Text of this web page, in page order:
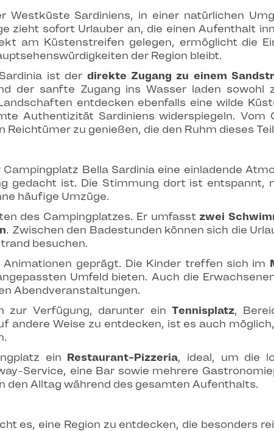
Westküste Sardiniens, in einer natürlichen
zieht sofort Urlauber an, die einen Aufenthalt
am Küstenstreifen gelegen, ermöglicht die
der Region bleibt.
ist der direkte Zugang zu einem
der sanfte Zugang ins Wasser laden sowohl
entdecken ebenfalls eine wilde
Authentizität Sardiniens widerspiegeln. Vom
zu genießen, die den Ruhm dieses
Bella Sardinia eine einladende
gedacht ist. Die Stimmung dort ist entspannt,
häufige Umzüge.
des Campingplatzes. Er umfasst zwei
. Zwischen den Badestunden können sich die
besuchen.
geprägt. Die Kinder treffen sich im
Umfeld bieten. Auch die
Abendveranstaltungen.
zur Verfügung, darunter ein Tennisplatz,
andere Weise zu entdecken, ist es auch
ein Restaurant-Pizzeria, ideal, um die
Service, eine Bar sowie mehrere
den Alltag während des gesamten Aufenthalts.
es, eine Region zu entdecken, die besonders